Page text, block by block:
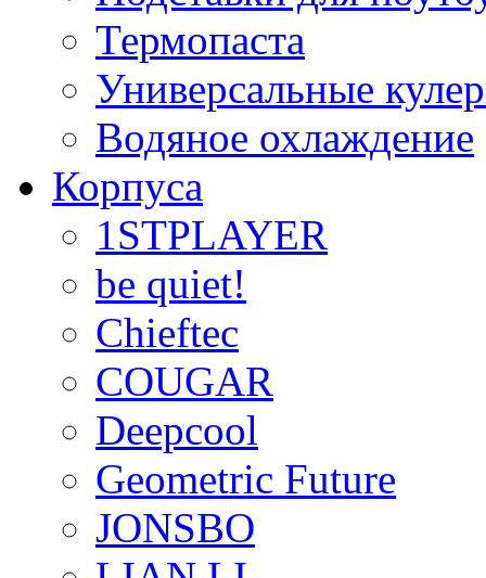
Термопаста
Универсальные
Водяное охлаждение
Корпуса
1STPLAYER
be quiet!
Chieftec
COUGAR
Deepcool
Geometric Future
JONSBO